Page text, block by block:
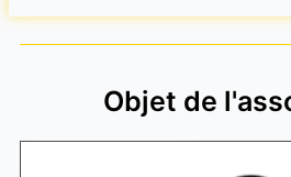
Objet de